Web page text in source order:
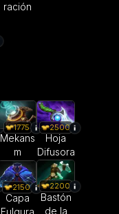
ración
1775
Mekans
m
2500
Hoja
Difusora
2150
Capa
2200
Bastón
de la